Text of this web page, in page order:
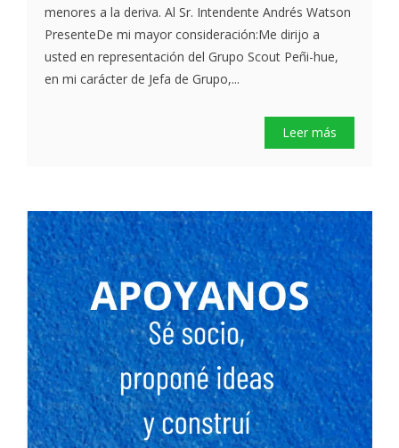
menores a la deriva. Al Sr. Intendente Andrés Watson
PresenteDe mi mayor consideración:Me dirijo a
usted en representación del Grupo Scout Peñi-hue,
en mi carácter de Jefa de Grupo,...
Leer más